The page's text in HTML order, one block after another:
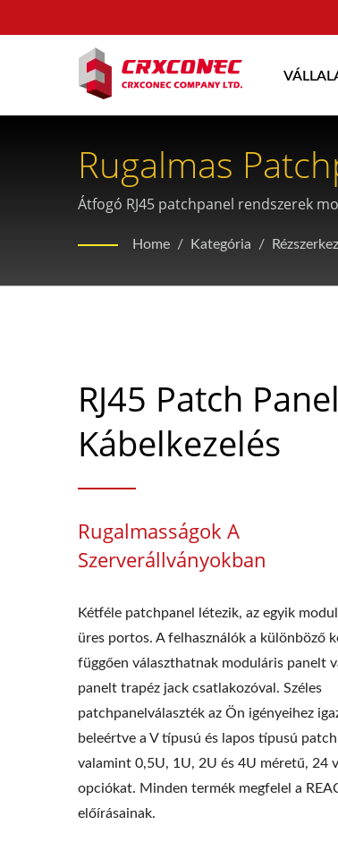
Rugalmas
Átfogó RJ45 patchpanel rendszerek
Home / Kategória /
RJ45 Patch
Kábelkezelés
Rugalmasságok A
Szerverállványokban
Kétféle patchpanel létezik, az egyik
üres portos. A felhasználók a különböző
függően választhatnak moduláris panelt
panelt trapéz jack csatlakozóval. Széles
patchpanelválaszték az Ön igényeihez
beleértve a V típusú és lapos típusú
valamint 0,5U, 1U, 2U és 4U méretű, 24
opciókat. Minden termék megfelel a
előírásainak.